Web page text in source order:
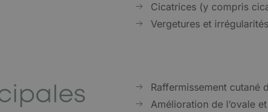
Cicatrices (y compris
Vergetures et
Raffermissement cutané
Amélioration de l’ovale